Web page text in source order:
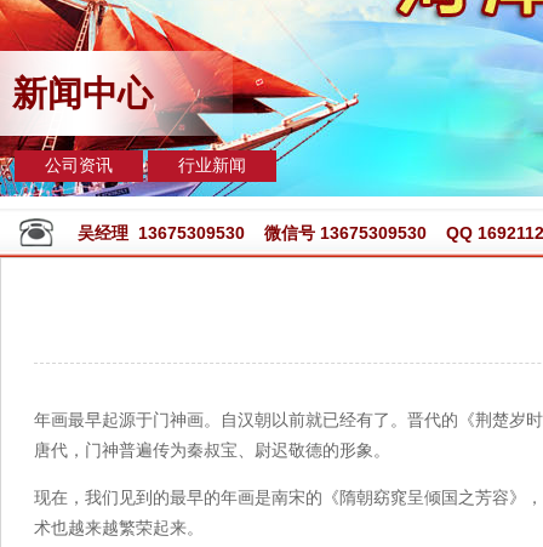
新闻中心
公司资讯 行业新闻
吴经理 13675309530 微信号 13675309530 QQ
年画最早起源于门神画。自汉朝以前就已经有了。晋代的《荆楚岁
唐代，门神普遍传为秦叔宝、尉迟敬德的形象。
现在，我们见到的最早的年画是南宋的《隋朝窈窕呈倾国之芳容》
术也越来越繁荣起来。